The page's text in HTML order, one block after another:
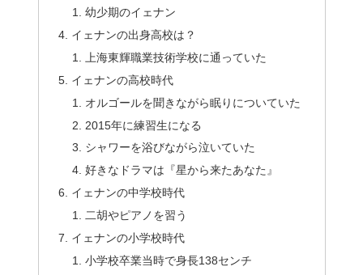
幼少期のイェナン
イェナンの出身高校は？
上海東輝職業技術学校に通っていた
イェナンの高校時代
オルゴールを聞きながら眠りについていた
2015年に練習生になる
シャワーを浴びながら泣いていた
好きなドラマは『星から来たあなた』
イェナンの中学校時代
二胡やピアノを習う
イェナンの小学校時代
小学校卒業当時で身長138センチ